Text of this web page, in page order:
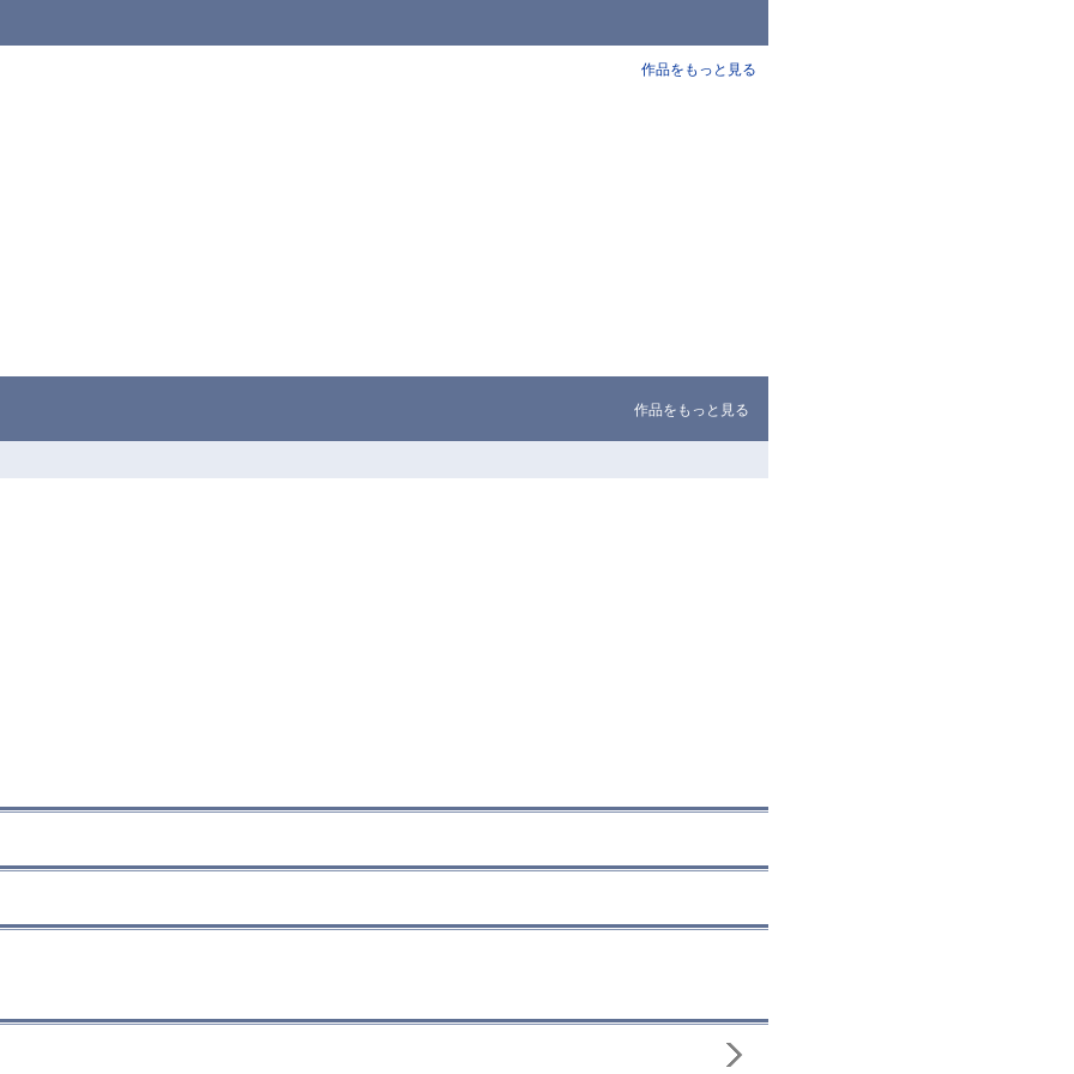
作品をもっと見る
作品をもっと見る